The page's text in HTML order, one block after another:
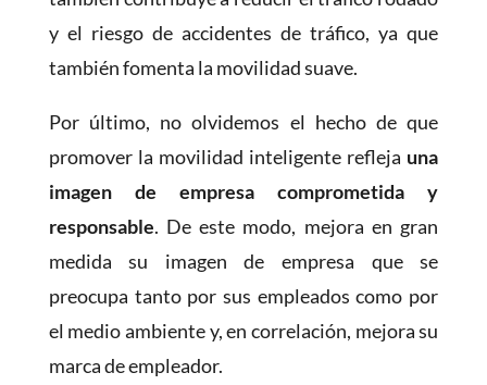
y el riesgo de accidentes de tráfico, ya que
también fomenta la movilidad suave.
Por último, no olvidemos el hecho de que
promover la movilidad inteligente refleja una
imagen de empresa comprometida y
responsable. De este modo, mejora en gran
medida su imagen de empresa que se
preocupa tanto por sus empleados como por
el medio ambiente y, en correlación, mejora su
marca de empleador.